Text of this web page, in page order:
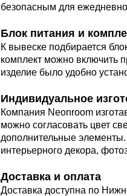
безопасным для
Блок питания и
К вывеске подбирается
комплект можно включить
изделие было удобно
Индивидуальное
Компания Neonroom
можно согласовать цвет
дополнительные
интерьерного декора,
Доставка и оплата
Доставка доступна по